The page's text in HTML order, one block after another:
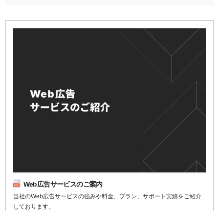
Web広告サービスのご案内
当社のWeb広告サービスの強みや料金、プラン、サポート実績をご紹介
しております。